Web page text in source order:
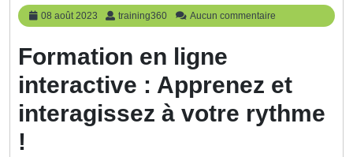
08 août 2023
08
août
training360 training360
Aucun commentaire
Formation en ligne
interactive : Apprenez et
interagissez à votre rythme
!